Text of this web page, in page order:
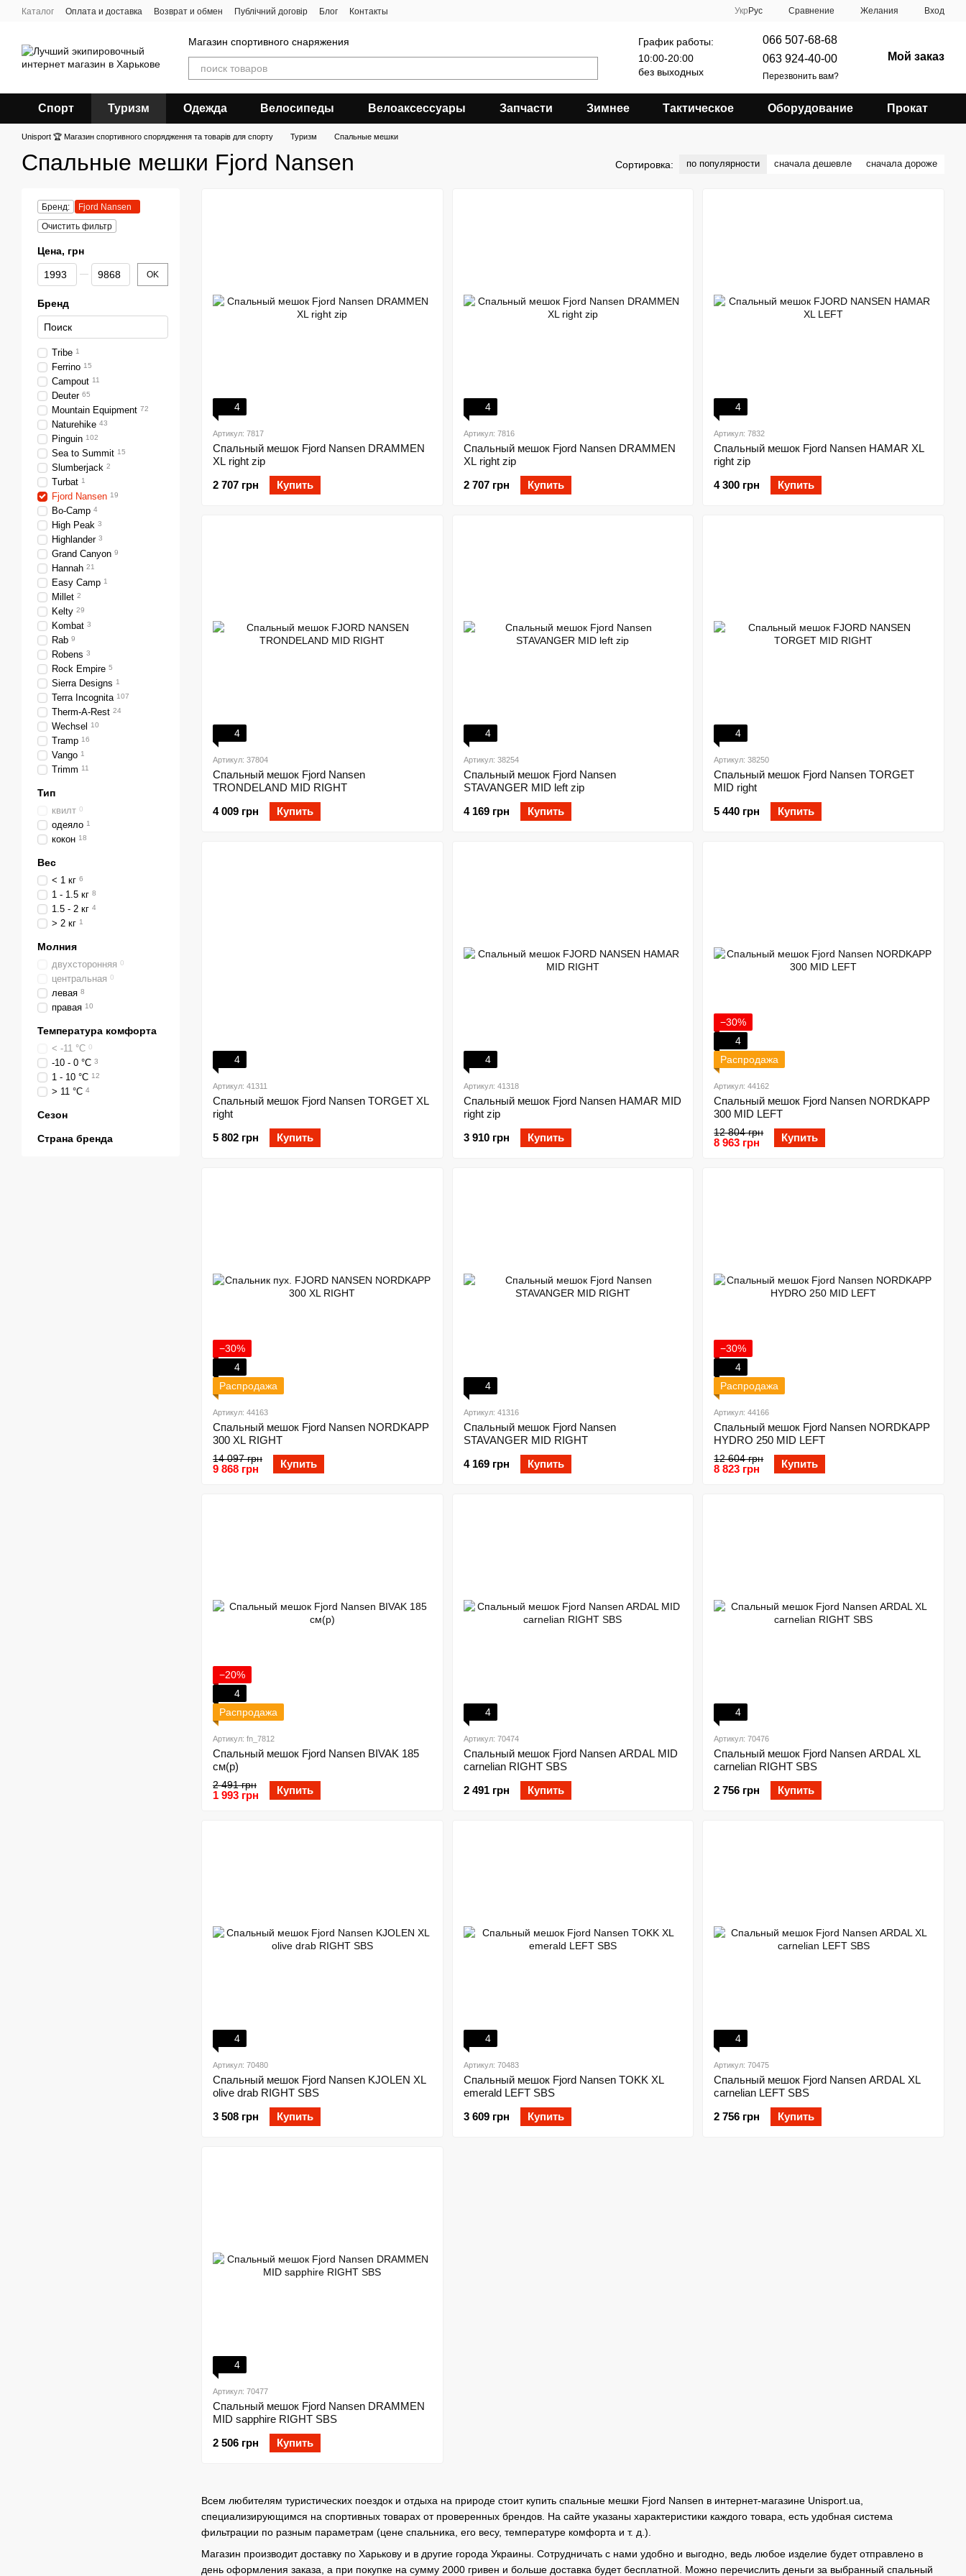
Перейти к основному контенту
Каталог Оплата и доставка Возврат и обмен Публічний договір Блог Контакты Укр Рус Сравнение Желания Вход
Магазин спортивного снаряжения
График работы:
10:00-20:00
без выходных
066 507-68-68
063 924-40-00
Перезвонить вам?
Мой заказ
Спорт Туризм Одежда Велосипеды Велоаксессуары Запчасти Зимнее Тактическое Оборудование Прокат
Unisport 🏆 Магазин спортивного спорядження та товарів для спорту Туризм Спальные мешки
Спальные мешки Fjord Nansen Сортировка: по популярности сначала дешевле сначала дороже
Всем любителям туристических поездок и отдыха на природе стоит купить спальные мешки Fjord Nansen в интернет-магазине Unisport.ua,
специализирующимся на спортивных товарах от проверенных брендов. На сайте указаны характеристики каждого товара, есть удобная система
фильтрации по разным параметрам (цене спальника, его весу, температуре комфорта и т. д.).
Магазин производит доставку по Харькову и в другие города Украины. Сотрудничать с нами удобно и выгодно, ведь любое изделие будет отправлено в
день оформления заказа, а при покупке на сумму 2000 гривен и больше доставка будет бесплатной. Можно перечислить деньги за выбранный спальный
4
Артикул: 7817
Спальный мешок Fjord Nansen DRAMMEN
XL right zip
2 707 грн
Купить
4
Артикул: 7816
Спальный мешок Fjord Nansen DRAMMEN
XL right zip
2 707 грн
Купить
4
Артикул: 7832
Спальный мешок Fjord Nansen HAMAR XL
right zip
4 300 грн
Купить
4
Артикул: 37804
Спальный мешок Fjord Nansen
TRONDELAND MID RIGHT
4 009 грн
Купить
4
Артикул: 38254
Спальный мешок Fjord Nansen
STAVANGER MID left zip
4 169 грн
Купить
4
Артикул: 38250
Спальный мешок Fjord Nansen TORGET
MID right
5 440 грн
Купить
4
Артикул: 41311
Спальный мешок Fjord Nansen TORGET XL
right
5 802 грн
Купить
4
Артикул: 41318
Спальный мешок Fjord Nansen HAMAR MID
right zip
3 910 грн
Купить
−30%
4
Распродажа
Артикул: 44162
Спальный мешок Fjord Nansen NORDKAPP
300 MID LEFT
12 804 грн
8 963 грн Купить
−30%
4
Распродажа
Артикул: 44163
Спальный мешок Fjord Nansen NORDKAPP
300 XL RIGHT
14 097 грн
9 868 грн Купить
4
Артикул: 41316
Спальный мешок Fjord Nansen
STAVANGER MID RIGHT
4 169 грн
Купить
−30%
4
Распродажа
Артикул: 44166
Спальный мешок Fjord Nansen NORDKAPP
HYDRO 250 MID LEFT
12 604 грн
8 823 грн Купить
−20%
4
Распродажа
Артикул: fn_7812
Спальный мешок Fjord Nansen BIVAK 185
см(р)
2 491 грн
1 993 грн Купить
4
Артикул: 70474
Спальный мешок Fjord Nansen ARDAL MID
carnelian RIGHT SBS
2 491 грн
Купить
4
Артикул: 70476
Спальный мешок Fjord Nansen ARDAL XL
carnelian RIGHT SBS
2 756 грн
Купить
4
Артикул: 70480
Спальный мешок Fjord Nansen KJOLEN XL
olive drab RIGHT SBS
3 508 грн
Купить
4
Артикул: 70483
Спальный мешок Fjord Nansen TOKK XL
emerald LEFT SBS
3 609 грн
Купить
4
Артикул: 70475
Спальный мешок Fjord Nansen ARDAL XL
carnelian LEFT SBS
2 756 грн
Купить
4
Артикул: 70477
Спальный мешок Fjord Nansen DRAMMEN
MID sapphire RIGHT SBS
2 506 грн
Купить
Бренд:
Fjord Nansen
Очистить фильтр
Цена, грн
От Цена, грн
До Цена, грн OK
Бренд
Tribe 1
Ferrino 15
Campout 11
Deuter 65
Mountain Equipment 72
Naturehike 43
Pinguin 102
Sea to Summit 15
Slumberjack 2
Turbat 1
Fjord Nansen 19
Bo-Camp 4
High Peak 3
Highlander 3
Grand Canyon 9
Hannah 21
Easy Camp 1
Millet 2
Kelty 29
Kombat 3
Rab 9
Robens 3
Rock Empire 5
Sierra Designs 1
Terra Incognita 107
Therm-A-Rest 24
Wechsel 10
Tramp 16
Vango 1
Trimm 11
Тип
квилт 0
одеяло 1
кокон 18
Вес
< 1 кг 6
1 - 1.5 кг 8
1.5 - 2 кг 4
> 2 кг 1
Молния
двухсторонняя 0
центральная 0
левая 8
правая 10
Температура комфорта
< -11 °C 0
-10 - 0 °C 3
1 - 10 °C 12
> 11 °C 4
Сезон
Страна бренда